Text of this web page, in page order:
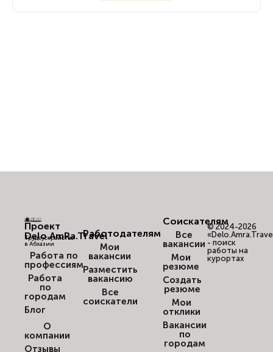
Проект
Delo.AmRa.Travel
Трудоустройство
в Абхазии
Работа по
профессиям
Работа
по
городам
Блог
О
компании
Отзывы
Работодателям
Мои
вакансии
Разместить
вакансию
Все
соискатели
Соискателям
Все
вакансии
Мои
резюме
Создать
резюме
Мои
отклики
Вакансии
по
городам
© 2024-2026
- поиск
работы на
курортах